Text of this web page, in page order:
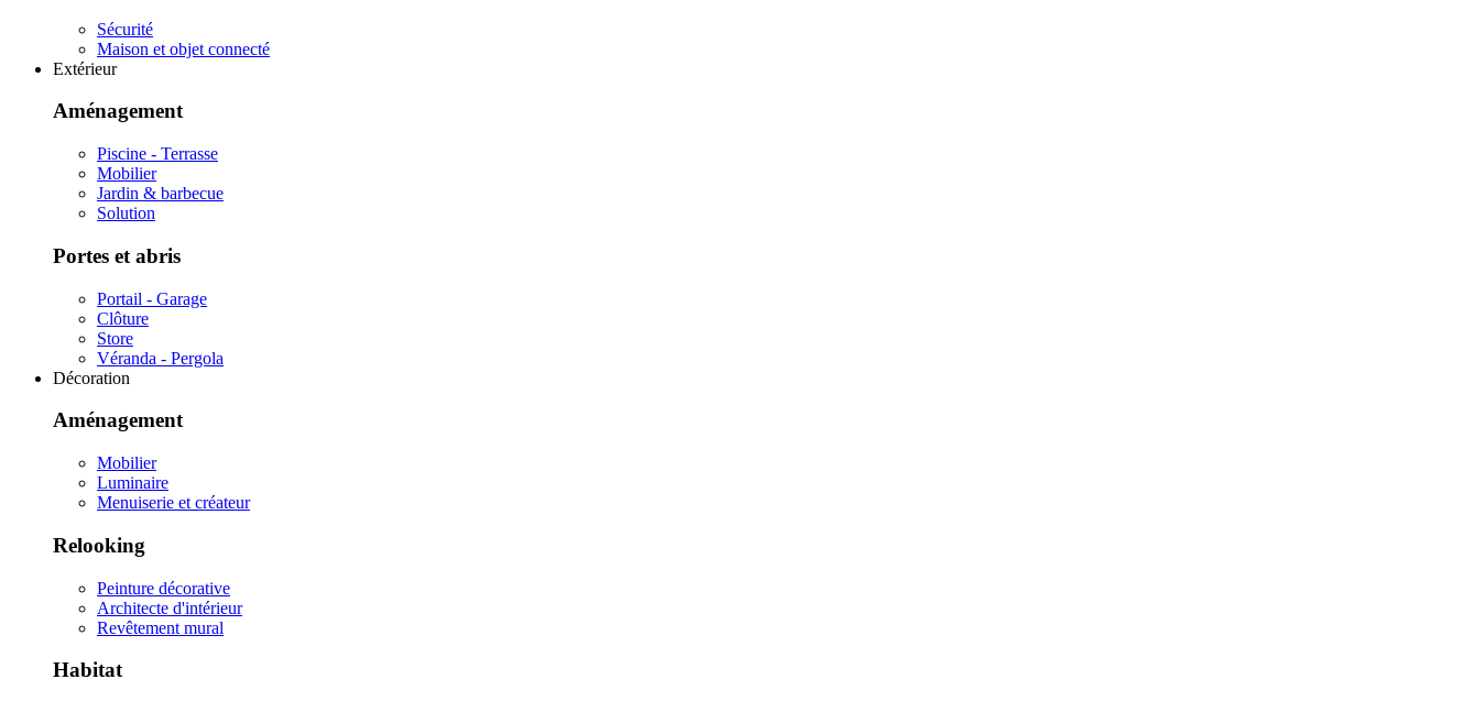
Sécurité
Maison et objet connecté
Extérieur
Aménagement
Piscine - Terrasse
Mobilier
Jardin & barbecue
Solution
Portes et abris
Portail - Garage
Clôture
Store
Véranda - Pergola
Décoration
Aménagement
Mobilier
Luminaire
Menuiserie et créateur
Relooking
Peinture décorative
Architecte d'intérieur
Revêtement mural
Habitat